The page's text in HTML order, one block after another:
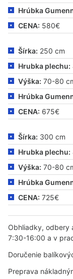
Hrúbka
CENA: 580€
Šírka: 250 cm
Hrubka plechu:
Výška: 70-80
Hrúbka
CENA: 675€
Šírka: 300 cm
Hrubka plechu:
Výška: 70-80
Hrúbka
CENA: 725€
Obhliadky, odbery
7:30-16:00 a v
Doručenie
Preprava